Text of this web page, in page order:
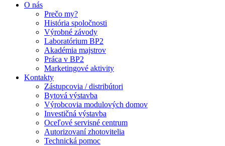
O nás
Prečo my?
História spoločnosti
Výrobné závody
Laboratórium BP2
Akadémia majstrov
Práca v BP2
Marketingové aktivity
Kontakty
Zástupcovia / distribútori
Bytová výstavba
Výrobcovia modulových domov
Investičná výstavba
Oceľové servisné centrum
Autorizovaní zhotovitelia
Technická pomoc